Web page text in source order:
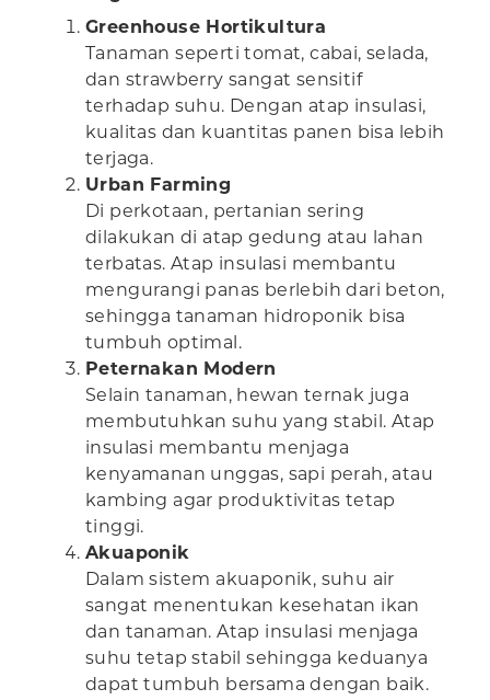
Greenhouse Hortikultura
Tanaman seperti tomat, cabai, selada,
dan strawberry sangat sensitif
terhadap suhu. Dengan atap insulasi,
kualitas dan kuantitas panen bisa lebih
terjaga.
Urban Farming
Di perkotaan, pertanian sering
dilakukan di atap gedung atau lahan
terbatas. Atap insulasi membantu
mengurangi panas berlebih dari beton,
sehingga tanaman hidroponik bisa
tumbuh optimal.
Peternakan Modern
Selain tanaman, hewan ternak juga
membutuhkan suhu yang stabil. Atap
insulasi membantu menjaga
kenyamanan unggas, sapi perah, atau
kambing agar produktivitas tetap
tinggi.
Akuaponik
Dalam sistem akuaponik, suhu air
sangat menentukan kesehatan ikan
dan tanaman. Atap insulasi menjaga
suhu tetap stabil sehingga keduanya
dapat tumbuh bersama dengan baik.